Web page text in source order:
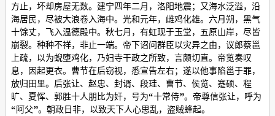
方止，坏却房屋无数。建宁四年二月，洛阳地震；又海水泛溢，沿
海居民，尽被大浪卷入海中。光和元年，雌鸡化雄。六月朔，黑气
十馀丈，飞入温德殿中。秋七月，有虹现于玉堂，五原山岸，尽皆
崩裂。种种不祥，非止一端。帝下诏问群臣以灾异之由，议郎蔡邕
上疏，以为蜺堕鸡化，乃妇寺干政之所致，言颇切直。帝览奏叹
息，因起更衣。曹节在后窃视，悉宣告左右；遂以他事陷邕于罪，
放归田里。后张让、赵忠、封谞、段珪、曹节、侯览、蹇硕、程
旷、夏恽、郭胜十人朋比为奸，号为“十常侍”。帝尊信张让，呼为
“阿父”。朝政日非，以致天下人心思乱，盗贼蜂起。